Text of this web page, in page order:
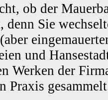
ob der
denn Sie
und
Werken der
Praxis